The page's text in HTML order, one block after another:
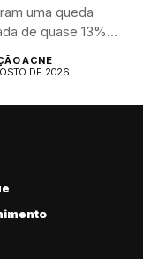
uma queda
de quase 13%
ACNE
DE 2026